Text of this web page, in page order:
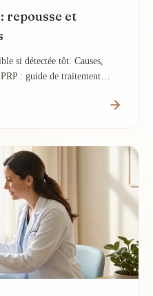
repousse et
si détectée tôt. Causes,
: guide de traitement